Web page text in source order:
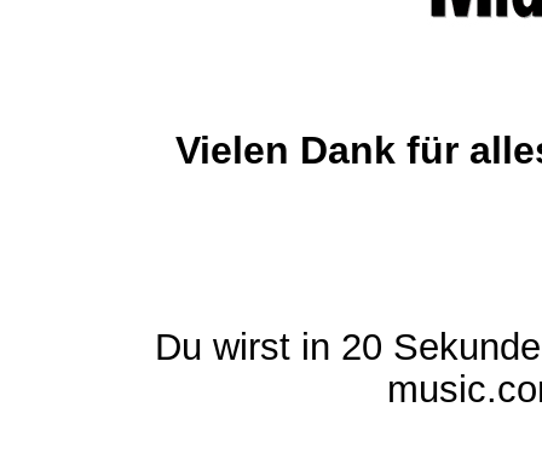
Vielen Dank für
Du wirst in 20